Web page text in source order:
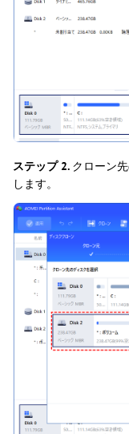
ステップ 2. クローン
します。